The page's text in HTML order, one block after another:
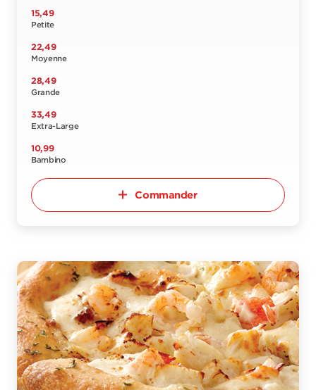
15,49
Petite
22,49
Moyenne
28,49
Grande
33,49
Extra-Large
10,99
Bambino
Commander